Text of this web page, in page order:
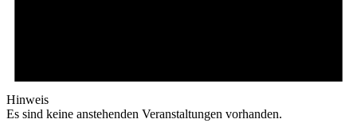
Hinweis
Es sind keine anstehenden Veranstaltungen vorhanden.